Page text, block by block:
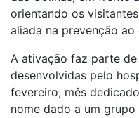
orientando os
aliada na prevenção ao
A ativação faz parte
desenvolvidas pelo
fevereiro, mês
nome dado a um